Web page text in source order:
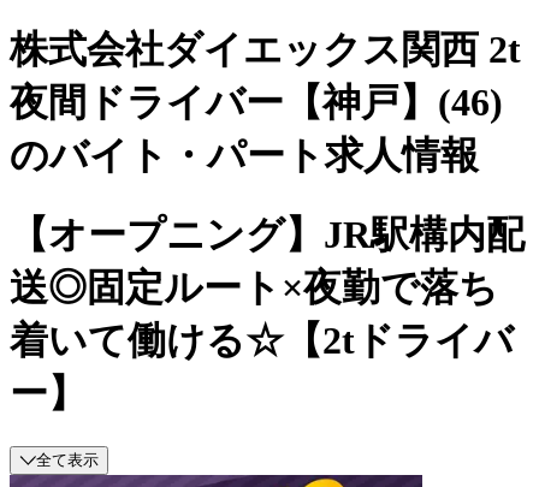
株式会社ダイエックス関西 2t
夜間ドライバー【神戸】(46)
のバイト・パート求人情報
【オープニング】JR駅構内配
送◎固定ルート×夜勤で落ち
着いて働ける☆【2tドライバ
ー】
全て表示